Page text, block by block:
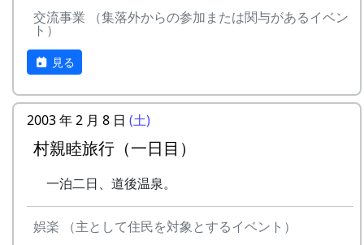
交流事業 （集落外からの参加または関与があるイベン
ト）
見る
2003 年 2 月 8 日 (土)
村親睦旅行（一日目）
一泊二日、道後温泉。
娯楽 （主として住民を対象とするイベント）